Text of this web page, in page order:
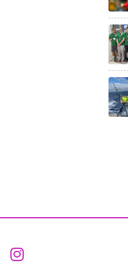
Aceder ao
Aceder ao